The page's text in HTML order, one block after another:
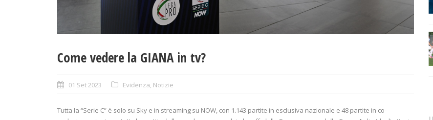
Come vedere la GIANA in tv?
01 Set 2023 Evidenza Notizie
Tutta la “Serie C” è solo su Sky e in streaming su NOW, con 1.143 partite in esclusiva nazionale e 48 partite in co-